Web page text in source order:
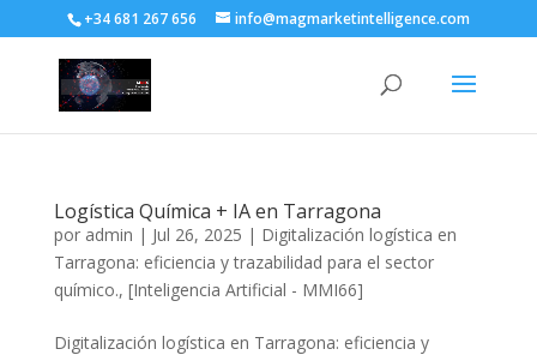
+34 681 267 656 info@magmarketintelligence.com
Logística Química + IA en Tarragona
por admin | Jul 26, 2025 | Digitalización logística en
Tarragona: eficiencia y trazabilidad para el sector
químico., [Inteligencia Artificial - MMI66]
Digitalización logística en Tarragona: eficiencia y